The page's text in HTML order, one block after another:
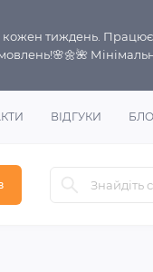
кожен тиждень.
ВІДГУКИ